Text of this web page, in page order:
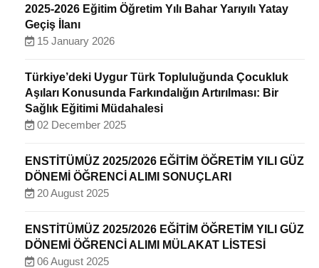
2025-2026 Eğitim Öğretim Yılı Bahar Yarıyılı Yatay
Geçiş İlanı
15 January 2026
Türkiye’deki Uygur Türk Topluluğunda Çocukluk
Aşıları Konusunda Farkındalığın Artırılması: Bir
Sağlık Eğitimi Müdahalesi
02 December 2025
ENSTİTÜMÜZ 2025/2026 EĞİTİM ÖĞRETİM YILI GÜZ
DÖNEMİ ÖĞRENCİ ALIMI SONUÇLARI
20 August 2025
ENSTİTÜMÜZ 2025/2026 EĞİTİM ÖĞRETİM YILI GÜZ
DÖNEMİ ÖĞRENCİ ALIMI MÜLAKAT LİSTESİ
06 August 2025